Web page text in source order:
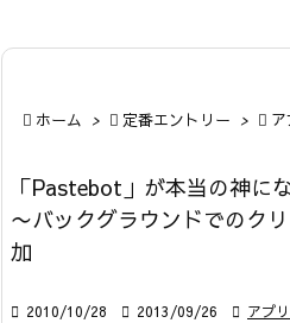
 ホーム >  定番エントリー > 
「Pastebot」が本当の神にな
〜バックグラウンドでのク
加
 2010/10/28  2013/09/26  アプ